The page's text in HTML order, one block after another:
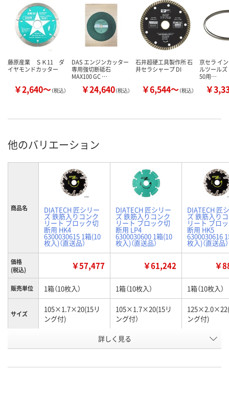
藤原産業 ＳＫ11 ダ
イヤモンドカッター
￥2,640～（税込）
DAS エンジンカッター
専用強切断砥石
MAX100 GC …
￥24,640（税込）
石井超硬工具製作所 石
井セラシャープ DI
￥6,544～（税込）
京セラ イ
ルツールズ
50用…
￥
他のバリエーション
商品名 DIATECH 匠シリー
ズ 鉄筋入りコンク
リート ブロック切
断用 HK4
6300030615 1箱(10
枚入)（直送品）
DIATECH 匠シリー
ズ 鉄筋入りコンク
リート ブロック切
断用 LP4
6300030600 1箱(10
枚入)（直送品）
DIATECH 匠
ズ 鉄筋入り
リート ブロ
断用 HK5
6300030616
枚入)（直送品）
価格
(税込)
￥57,477 ￥61,242 ￥
販売単位 1箱（10枚入） 1箱（10枚入） 1箱（10枚入）
サイズ
105×1.7×20(15リ
ング付)
105×1.7×20(15リ
ング付）
ング付)
LP4
号
詳しく見る